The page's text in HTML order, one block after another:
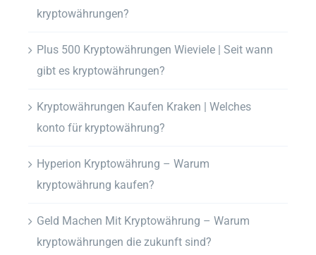
kryptowährungen?
Plus 500 Kryptowährungen Wieviele | Seit wann
gibt es kryptowährungen?
Kryptowährungen Kaufen Kraken | Welches
konto für kryptowährung?
Hyperion Kryptowährung – Warum
kryptowährung kaufen?
Geld Machen Mit Kryptowährung – Warum
kryptowährungen die zukunft sind?